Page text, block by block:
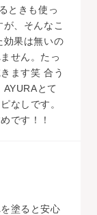
ときも使っ
、そんなこ
効果は無いの
せん。たっ
ます笑 合う
とて
なしです。
です！！
塗ると安心